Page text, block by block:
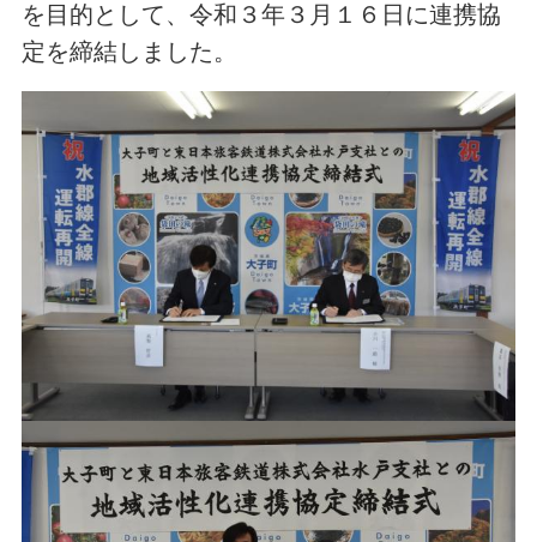
を目的として、令和３年３月１６日に連携協
定を締結しました。